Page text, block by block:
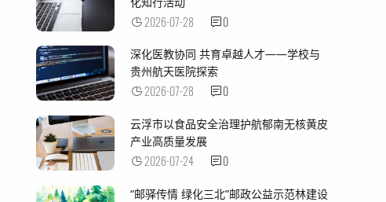
2026-07-28 0
深化医教协同 共育卓越人才——学校与
贵州航天医院探索
2026-07-28 0
云浮市以食品安全治理护航郁南无核黄皮
产业高质量发展
2026-07-24 0
“邮驿传情 绿化三北”邮政公益示范林建设